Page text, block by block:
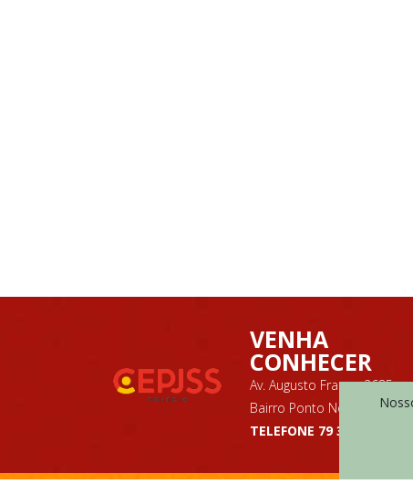
VENHA
CONHECER
Av. Augusto Franco 2685,
Bairro Ponto Novo
TELEFONE 79 3225 7075